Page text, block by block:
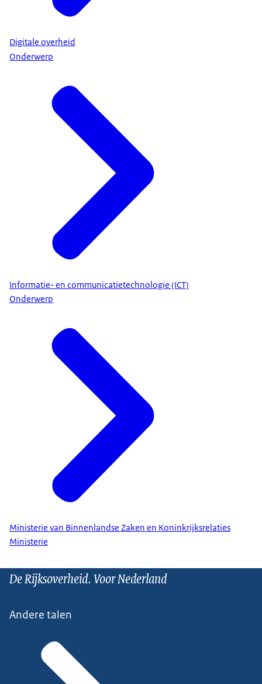
Digitale overheid
Onderwerp
Informatie- en communicatietechnologie (ICT)
Onderwerp
Ministerie van Binnenlandse Zaken en Koninkrijksrelaties
Ministerie
De Rijksoverheid. Voor Nederland
Andere talen